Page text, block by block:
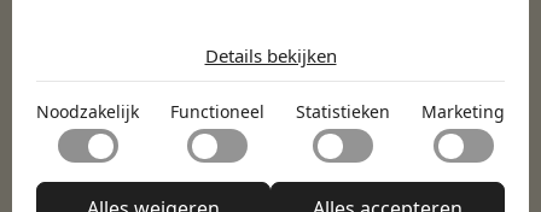
Noodzakelijk
Noodzakelijke cookies helpen een website bruikbaar te
maken door basisfuncties zoals paginanavigatie en
toegang tot beveiligde delen van de website mogelijk te
maken. Zonder deze cookies kan de website niet naar
Functioneel
onthouden welke de manier waarop de website zich
Statistieken
Details bekijken
Noodzakelijk Functioneel Statistieken Marketing